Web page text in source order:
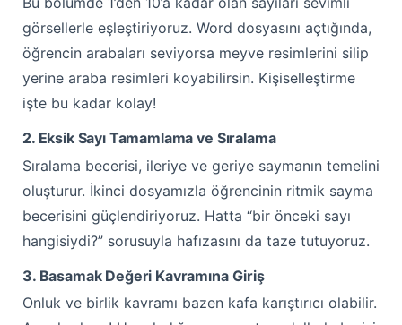
görsellerle eşleştiriyoruz. Word dosyasını açtığında,
öğrencin arabaları seviyorsa meyve resimlerini silip
yerine araba resimleri koyabilirsin. Kişiselleştirme
işte bu kadar kolay!
2. Eksik Sayı Tamamlama ve Sıralama
Sıralama becerisi, ileriye ve geriye saymanın temelini
oluşturur. İkinci dosyamızla öğrencinin ritmik sayma
becerisini güçlendiriyoruz. Hatta “bir önceki sayı
hangisiydi?” sorusuyla hafızasını da taze tutuyoruz.
3. Basamak Değeri Kavramına Giriş
Onluk ve birlik kavramı bazen kafa karıştırıcı olabilir.